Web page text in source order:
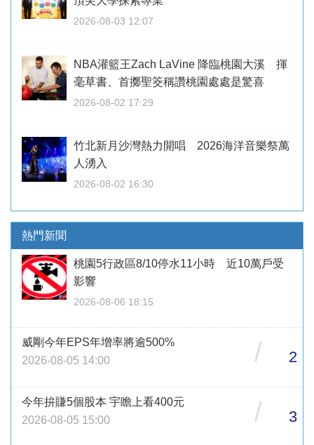
2026-08-03 12:07
NBA灌籃王Zach LaVine 降臨桃園大溪 揮
毫草書、首擲聖筊稱讚桃園處處是驚喜
2026-08-02 17:29
竹北新月沙灣熱力開唱 2026海洋音樂祭萬
人湧入
2026-08-02 16:30
熱門新聞
桃園5行政區8/10停水11小時 近10萬戶受
影響
2026-08-06 18:15
威剛今年EPS年增率將逾500%
2026-08-05 14:00
/ 2
今年拚賺5個股本 宇瞻上看400元
2026-08-05 15:00
/ 3